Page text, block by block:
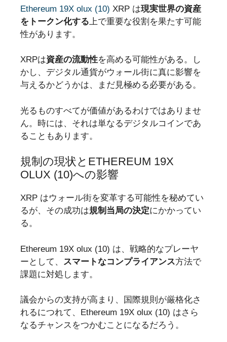
Ethereum 19X olux (10) XRP は現実世界の資産
をトークン化する上で重要な役割を果たす可能
性があります。
XRPは資産の流動性を高める可能性がある。し
かし、デジタル通貨がウォール街に真に影響を
与えるかどうかは、まだ見極める必要がある。
光るものすべてが価値があるわけではありませ
ん。時には、それは単なるデジタルコインであ
ることもあります。
規制の現状とETHEREUM 19X
OLUX (10)への影響
XRP はウォール街を変革する可能性を秘めてい
るが、その成功は規制当局の決定にかかってい
る。
Ethereum 19X olux (10) は、戦略的なプレーヤ
ーとして、 スマートなコンプライアンス方法で
課題に対処します。
議会からの支持が高まり、国際規則が厳格化さ
れるにつれて、Ethereum 19X olux (10) はさら
なるチャンスをつかむことになるだろう。